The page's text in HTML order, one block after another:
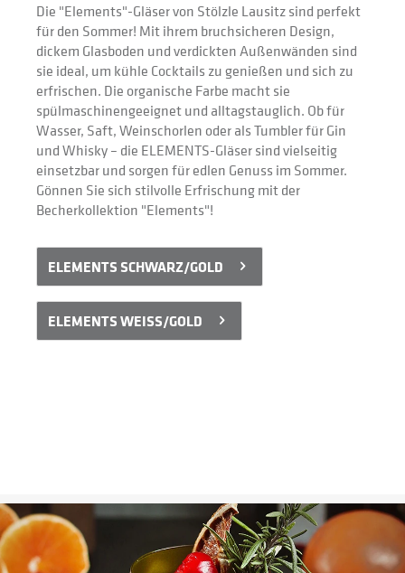
Die "Elements"-Gläser von Stölzle Lausitz sind perfekt
für den Sommer! Mit ihrem bruchsicheren Design,
dickem Glasboden und verdickten Außenwänden sind
sie ideal, um kühle Cocktails zu genießen und sich zu
erfrischen. Die organische Farbe macht sie
spülmaschinengeeignet und alltagstauglich. Ob für
Wasser, Saft, Weinschorlen oder als Tumbler für Gin
und Whisky – die ELEMENTS-Gläser sind vielseitig
einsetzbar und sorgen für edlen Genuss im Sommer.
Gönnen Sie sich stilvolle Erfrischung mit der
Becherkollektion "Elements"!
ELEMENTS SCHWARZ/GOLD
ELEMENTS WEISS/GOLD